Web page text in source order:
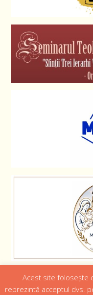
Designed by
Acest site folosește
reprezintă acceptul dvs.